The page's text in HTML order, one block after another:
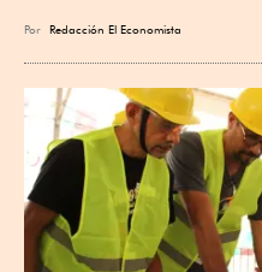
Por Redacción El Economista